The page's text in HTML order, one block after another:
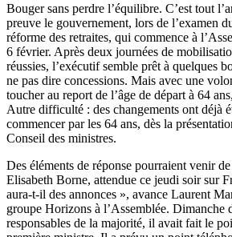
Bouger sans perdre l’équilibre. C’est tout
preuve le gouvernement, lors de l’examen
réforme des retraites, qui commence à
6 février. Après deux journées de
réussies, l’exécutif semble prêt à quelques
ne pas dire concessions. Mais avec une
toucher au report de l’âge de départ à 64
Autre difficulté : des changements ont déjà
commencer par les 64 ans, dès la
Conseil des ministres.
Des éléments de réponse pourraient venir
Elisabeth Borne, attendue ce jeudi soir sur
aura-t-il des annonces », avance Laurent
groupe Horizons à l’Assemblée. Dimanche
responsables de la majorité, il avait fait le